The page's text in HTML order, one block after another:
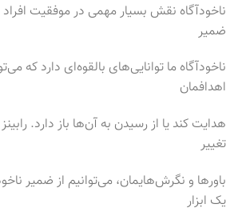
ناخودآگاه نقش بسیار مهمی در موفقیت افراد
ضمیر
ناخودآگاه ما توانایی‌های بالقوه‌ای دارد که
اهدافمان
هدایت کند یا از رسیدن به آن‌ها باز دارد.
تغییر
باورها و نگرش‌هایمان، می‌توانیم از ضمیر
یک ابزار